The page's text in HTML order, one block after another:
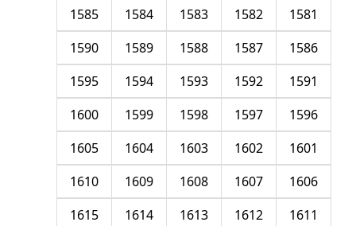
1581
1582
1583
1584
1585
1586
1587
1588
1589
1590
1591
1592
1593
1594
1595
1596
1597
1598
1599
1600
1601
1602
1603
1604
1605
1606
1607
1608
1609
1610
1611
1612
1613
1614
1615